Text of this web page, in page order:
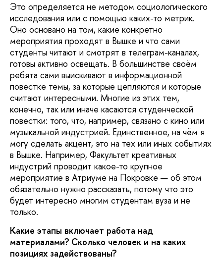
Это определяется не методом социологического
исследования или с помощью каких-то метрик.
Оно основано на том, какие конкретно
мероприятия проходят в Вышке и что сами
студенты читают и смотрят в телеграм-каналах,
готовы активно освещать. В большинстве своём
ребята сами выискивают в информационной
повестке темы, за которые цепляются и которые
считают интересными. Многие из этих тем,
конечно, так или иначе касаются студенческой
повестки: того, что, например, связано с кино или
музыкальной индустрией. Единственное, на чём я
могу сделать акцент, это на тех или иных событиях
в Вышке. Например, Факультет креативных
индустрий проводит какое-то крупное
мероприятие в Атриуме на Покровке — об этом
обязательно нужно рассказать, потому что это
будет интересно многим студентам вуза и не
только.
Какие этапы включает работа над
материалами? Сколько человек и на каких
позициях задействованы?